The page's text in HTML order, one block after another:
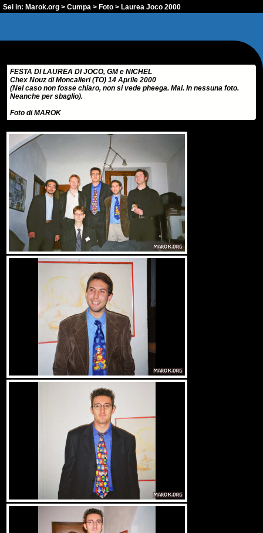
Sei in: Marok.org > Cumpa > Foto > Laurea Joco 2000
FESTA DI LAUREA DI JOCO, GM e NICHEL
Chex Nouz di Moncalieri (TO) 14 Aprile 2000
(Nel caso non fosse chiaro, non si vede pheega. Mai. In nessuna foto.
Neanche per sbaglio).
Foto di MAROK